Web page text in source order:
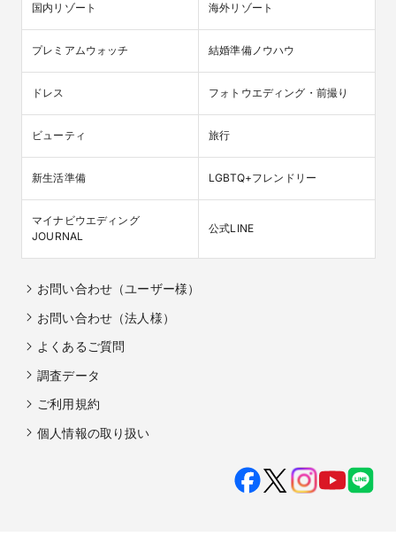
国内リゾート 海外リゾート
プレミアムウォッチ 結婚準備ノウハウ
ドレス フォトウエディング・前撮り
ビューティ 旅行
新生活準備 LGBTQ+フレンドリー
マイナビウエディング
JOURNAL
公式LINE
お問い合わせ（ユーザー様）
お問い合わせ（法人様）
よくあるご質問
調査データ
ご利用規約
個人情報の取り扱い